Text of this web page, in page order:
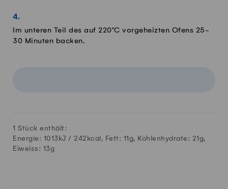
Im unteren Teil des auf 220°C vorgeheizten Ofens 25-
30 Minuten backen.
1 Stück enthält:
Energie: 1013kJ / 242 kcal, Fett: 11g, Kohlenhydrate: 21g,
Eiweiss: 13g